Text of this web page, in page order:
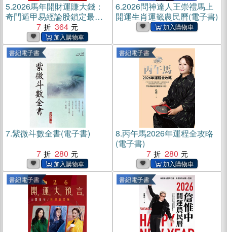
5.2026馬年開財運賺大錢：
奇門遁甲易經論股鎖定最佳
獲利點，奇門基因風水造吉
財運滾滾來(電子書)
7 364
6.2026問神達人王崇禮馬上
開運生肖運籤農民曆(電子書)
書紐電子書
7.紫微斗數全書(電子書)
7
280
書紐電子書
8.丙午馬2026年運程全攻略
(電子書)
7
280
書紐電子書 書紐電子書